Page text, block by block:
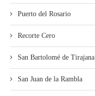
Puerto del Rosario
Recorte Cero
San Bartolomé de Tirajana
San Juan de la Rambla